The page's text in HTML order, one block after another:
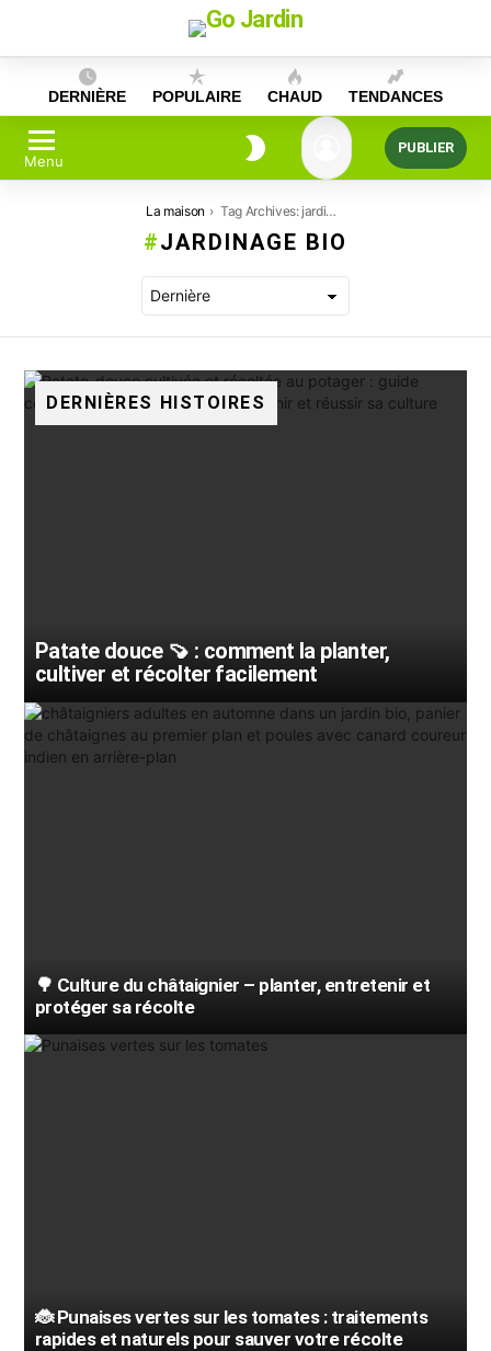
content
DERNIÈRE POPULAIRE CHAUD TENDANCES
Menu
PUBLIER
La maison Tag Archives: jardinage bio
JARDINAGE BIO
DERNIÈRES HISTOIRES
Patate douce 🍠 : comment la planter,
cultiver et récolter facilement
🌳 Culture du châtaignier – planter, entretenir et
protéger sa récolte
🐞 Punaises vertes sur les tomates : traitements
rapides et naturels pour sauver votre récolte